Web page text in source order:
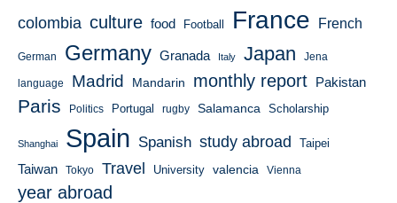
colombia culture food Football France French
German Germany Granada Italy Japan Jena
language Madrid Mandarin monthly report Pakistan
Paris Politics Portugal rugby Salamanca Scholarship
Shanghai Spain Spanish study abroad Taipei
Taiwan Tokyo Travel University valencia Vienna
year abroad